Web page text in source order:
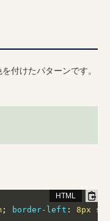
付けたパターンです。
; border-left : 8px